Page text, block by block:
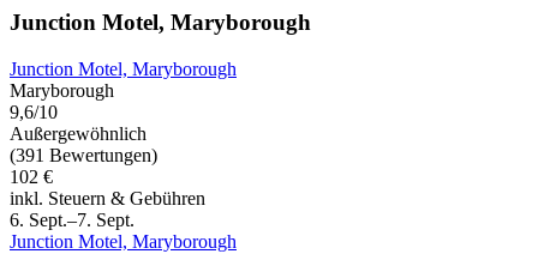
Junction Motel, Maryborough
Junction Motel, Maryborough
Maryborough
9,6/10
Außergewöhnlich
(391 Bewertungen)
102 €
inkl. Steuern & Gebühren
6. Sept.–7. Sept.
Junction Motel, Maryborough